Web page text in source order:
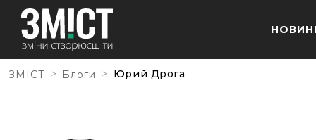
ЗМІСТ > Блоги > Юрий Дрога